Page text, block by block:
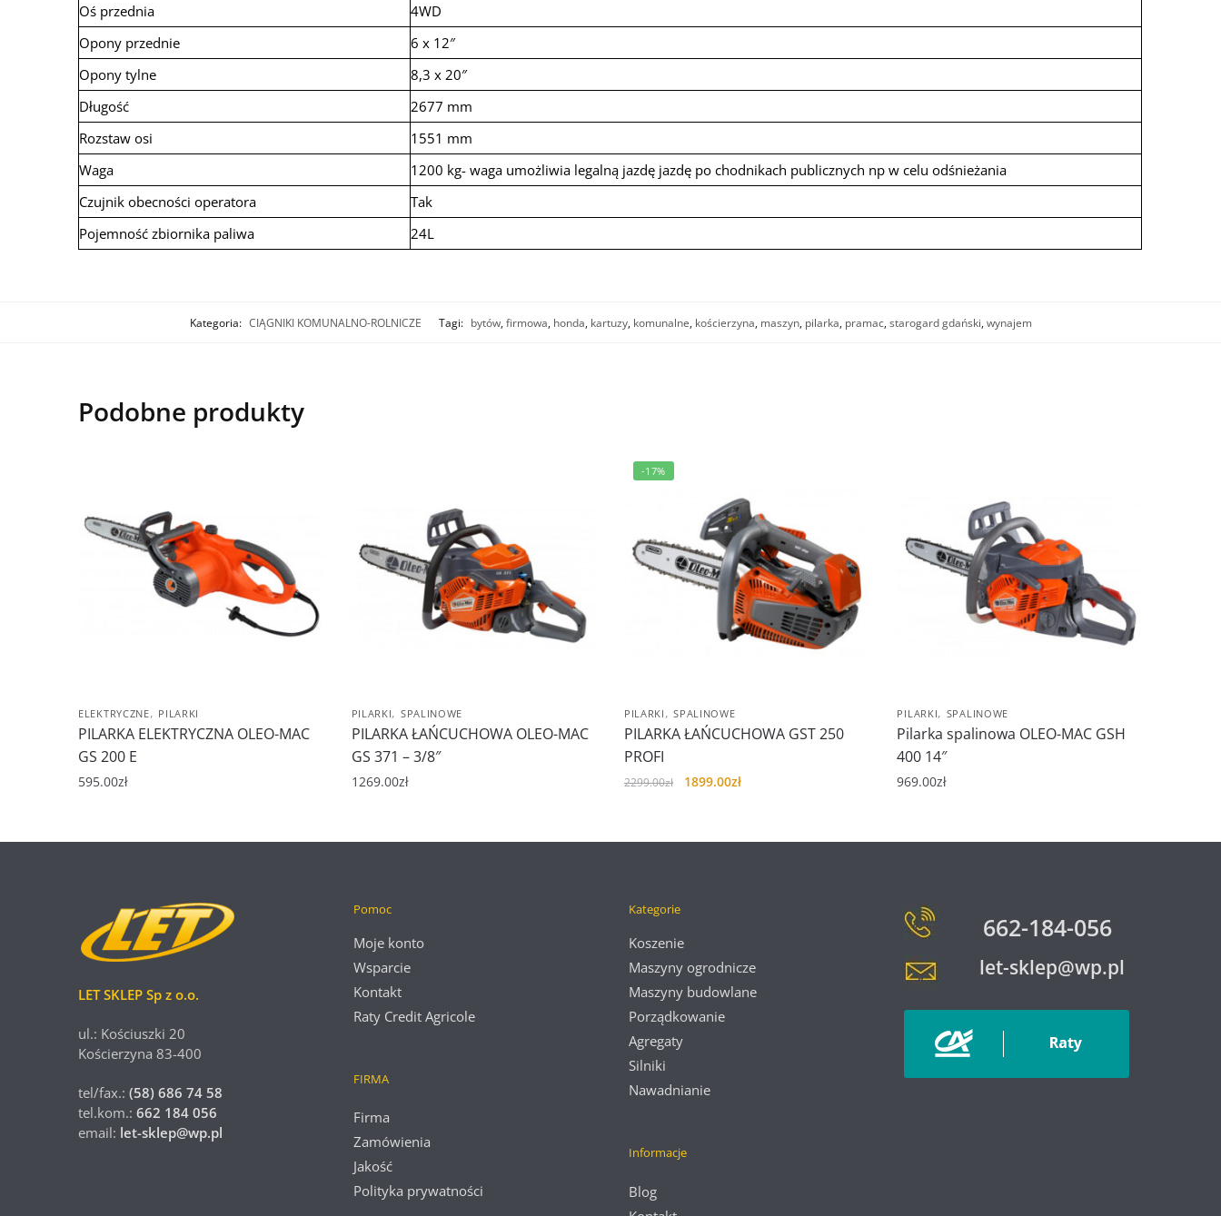
Oś przednia
4WD
Opony przednie
6 x 12″
Opony tylne
8,3 x 20″
Długość
2677 mm
Rozstaw osi
1551 mm
Waga
1200 kg- waga umożliwia legalną jazdę jazdę po chodnikach publicznych np w celu odśnieżania
Czujnik obecności operatora
Tak
Pojemność zbiornika paliwa
24L
Kategoria: CIĄGNIKI KOMUNALNO-ROLNICZE Tagi: bytów,firmowa, honda, kartuzy, komunalne, kościerzyna, maszyn, pilarka, pramac,starogard gdański,wynajem
Podobne produkty
ELEKTRYCZNE, PILARKI
PILARKA ELEKTRYCZNA OLEO-MAC
GS 200 E
595.00zł
PILARKI, SPALINOWE
PILARKA ŁAŃCUCHOWA OLEO-MAC
GS 371 – 3/8″
1269.00zł
-17%
PILARKI ,SPALINOWE
PILARKA ŁAŃCUCHOWA GST 250
PROFI
2299.00zł
Pierwotna
2299.00zł.
1899.00złAktualna
1899.00zł.
PILARKI, SPALINOWE
Pilarka spalinowa OLEO-MAC GSH
400 14″
969.00zł
LET SKLEP Sp z o.o.
ul.: Kościuszki 20
Kościerzyna 83-400
tel/fax.: (58) 686 74 58
tel.kom.: 662 184 056
email: let-sklep@wp.pl
Pomoc
Moje konto
Wsparcie
Kontakt
Raty Credit Agricole
FIRMA
Firma
Zamówienia
Jakość
Polityka prywatności
Kategorie
Koszenie
Maszyny ogrodnicze
Maszyny budowlane
Porządkowanie
Agregaty
Silniki
Nawadnianie
Informacje
Blog
662-184-056
let-sklep@wp.pl